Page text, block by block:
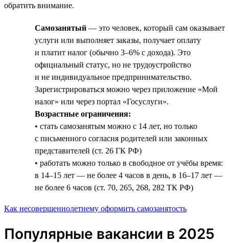
обратить внимание.
Самозанятый — это человек, который сам оказывает
услуги или выполняет заказы, получает оплату
и платит налог (обычно 3–6% с дохода). Это
официальный статус, но не трудоустройство
и не индивидуальное предпринимательство.
Зарегистрироваться можно через приложение «Мой
налог» или через портал «Госуслуги».
Возрастные ограничения:
• стать самозанятым можно с 14 лет, но только
с письменного согласия родителей или законных
представителей (ст. 26 ГК РФ)
• работать можно только в свободное от учёбы время:
в 14–15 лет — не более 4 часов в день, в 16–17 лет —
не более 6 часов (ст. 70, 265, 268, 282 ТК РФ)
Как несовершеннолетнему оформить самозанятость
Популярные вакансии в 2025